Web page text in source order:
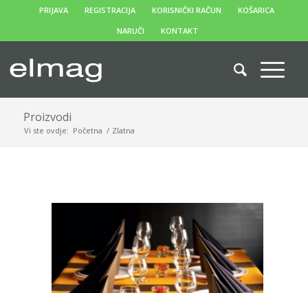
PRIJAVA REGISTRACIJA KORISNIČKI RAČUN
KOŠARICA
NARUČI
KONTAKT
Proizvodi
Vi ste ovdje: Početna / Zlatna